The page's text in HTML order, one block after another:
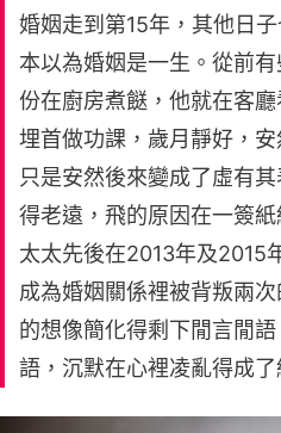
婚姻走到第15年，其他日
本以為婚姻是一生。從前
份在廚房煮餸，他就在客
埋首做功課，歲月靜好，
只是安然後來變成了虛有
得老遠，飛的原因在一簽
太太先後在2013年及2015
成為婚姻關係裡被背叛兩
的想像簡化得剩下閒言閒
語，沉默在心裡凌亂得成